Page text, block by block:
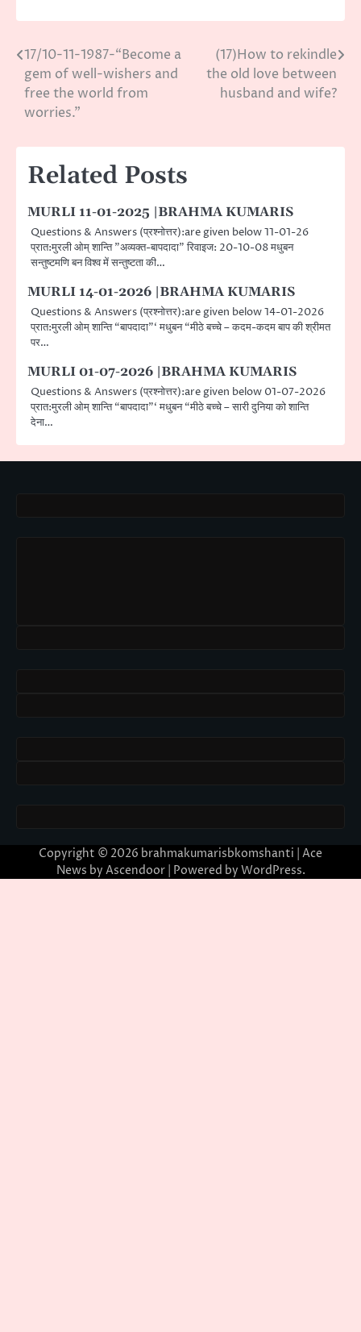
Post
navigation
17/10-11-1987-“Become a
gem of well-wishers and
free the world from
worries.”
(17)How to rekindle
the old love between
husband and wife?
Related Posts
MURLI 11-01-2025 |BRAHMA KUMARIS
Questions & Answers (प्रश्नोत्तर):are given below 11-01-26
प्रात:मुरली ओम् शान्ति ”अव्यक्त-बापदादा” रिवाइज: 20-10-08 मधुबन
सन्तुष्टमणि बन विश्व में सन्तुष्टता की…
MURLI 14-01-2026 |BRAHMA KUMARIS
Questions & Answers (प्रश्नोत्तर):are given below 14-01-2026
प्रात:मुरली ओम् शान्ति “बापदादा”‘ मधुबन “मीठे बच्चे – कदम-कदम बाप की श्रीमत
पर…
MURLI 01-07-2026 |BRAHMA KUMARIS
Questions & Answers (प्रश्नोत्तर):are given below 01-07-2026
प्रात:मुरली ओम् शान्ति “बापदादा”‘ मधुबन “मीठे बच्चे – सारी दुनिया को शान्ति
देना…
Copyright © 2026 brahmakumarisbkomshanti | Ace
News by Ascendoor| Powered by WordPress.